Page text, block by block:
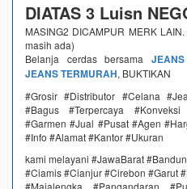
DIATAS 3 Luisn
MASING2 DICAMPUR MERK
masih ada)
Belanja cerdas bersama
JEANS TERMURAH, BUKTIKAN
#Grosir #Distributor #Celana
#Bagus #Terpercaya
#Garmen #Jual #Pusat #Agen
#Info #Alamat #Kantor #Ukuran
kami melayani #JawaBarat
#Ciamis #Cianjur #Cirebon #Garut
#Majalengka #Pangandaran